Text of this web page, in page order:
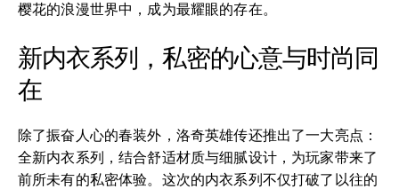
樱花的浪漫世界中，成为最耀眼的存在。
新内衣系列，私密的心意与时尚同
在
除了振奋人心的春装外，洛奇英雄传还推出了一大亮点：
全新内衣系列，结合舒适材质与细腻设计，为玩家带来了
前所未有的私密体验。这次的内衣系列不仅打破了以往的